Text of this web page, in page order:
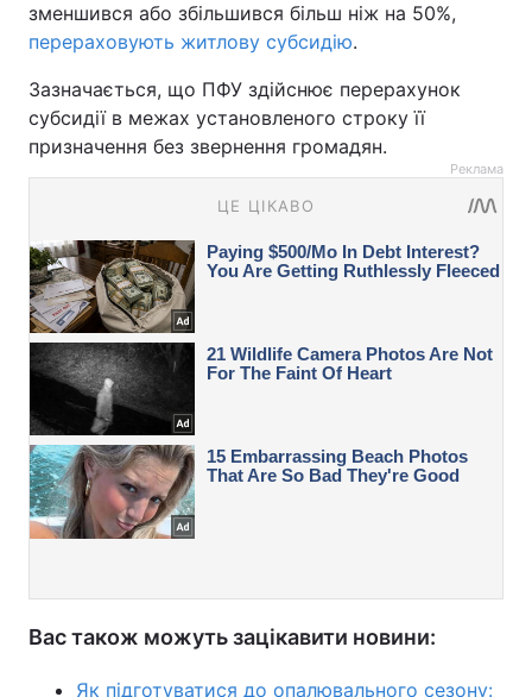
зменшився або збільшився більш ніж на 50%,
перераховують житлову субсидію.
Зазначається, що ПФУ здійснює перерахунок
субсидії в межах установленого строку її
призначення без звернення громадян.
Реклама
Вас також можуть зацікавити новини:
Як підготуватися до опалювального сезону: